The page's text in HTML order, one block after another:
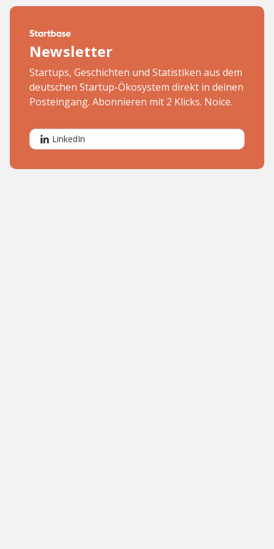
Newsletter
Startups, Geschichten und Statistiken aus dem
deutschen Startup-Ökosystem direkt in deinen
Posteingang. Abonnieren mit 2 Klicks. Noice.
LinkedIn